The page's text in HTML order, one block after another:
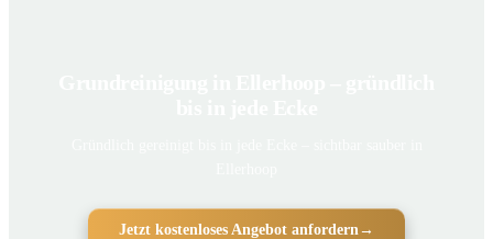
Jetzt kostenloses Angebot anfordern →